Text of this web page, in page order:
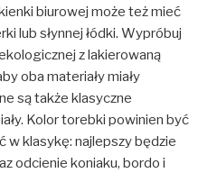
biurowej może też mieć
lub słynnej łódki. Wypróbuj
z lakierowaną
oba materiały miały
są także klasyczne
Kolor torebki powinien być
w klasykę: najlepszy będzie
odcienie koniaku, bordo i